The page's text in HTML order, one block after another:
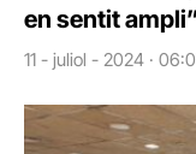
en sentit
11 - juliol - 2024 ·